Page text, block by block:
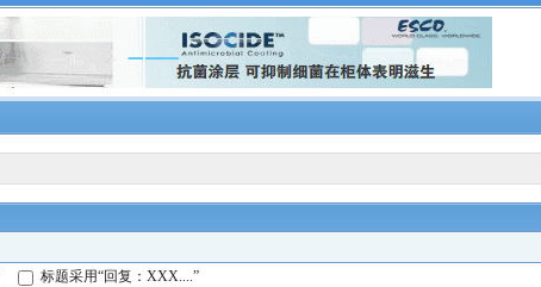
标题采用“回复：XXX....”